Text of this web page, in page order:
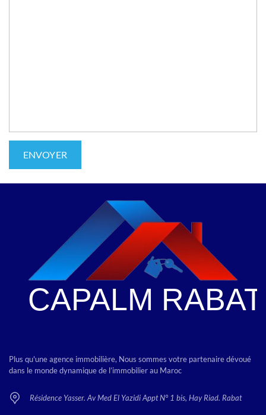
Plus qu'une agence immobilière, Nous sommes votre partenaire dévoué
dans le monde dynamique de l’immobilier au Maroc
Résidence Yasser. Av Med El Yazidi Appt N° 1 bis, Hay Riad. Rabat